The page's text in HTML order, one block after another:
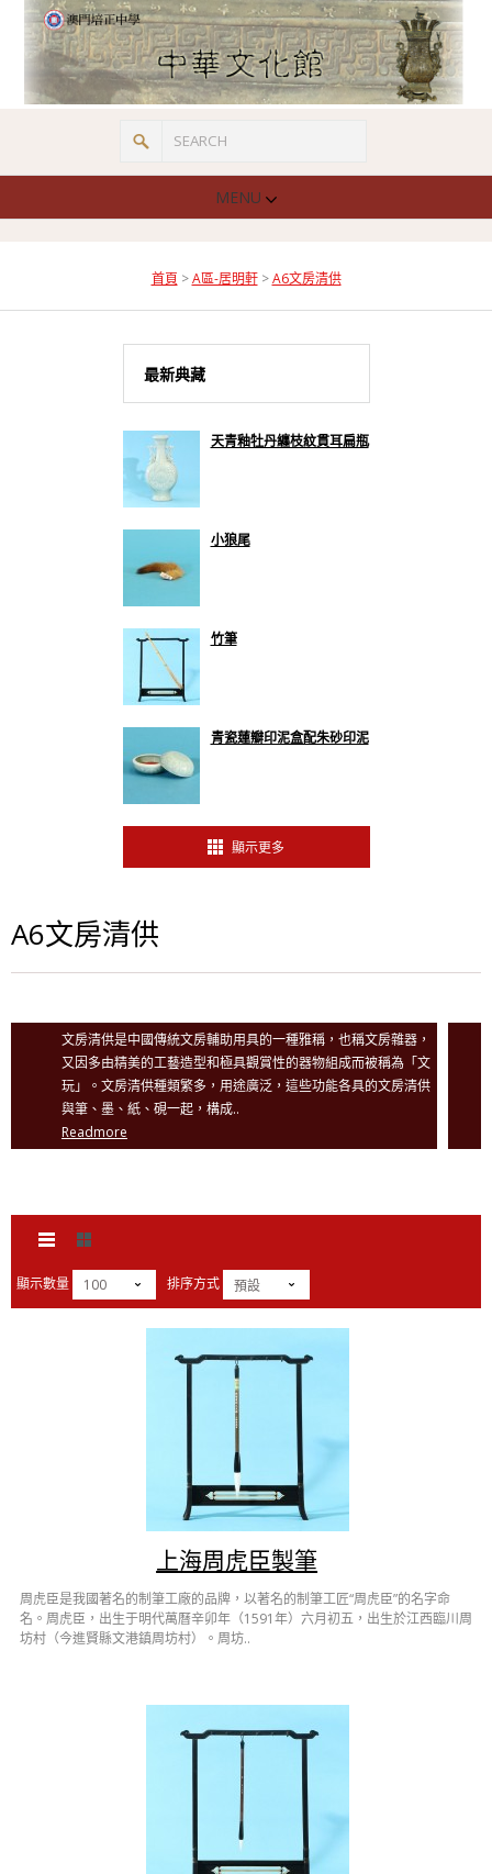
MENU
首頁 >A區-居明軒>A6文房清供
最新典藏
天青釉牡丹纏枝紋貫耳扁瓶
小狼尾
竹筆
青瓷蓮瓣印泥盒配朱砂印泥
顯示更多
A6文房清供
文房清供是中國傳統文房輔助用具的一種雅稱，也稱文房雜器，
又因多由精美的工藝造型和極具觀賞性的器物組成而被稱為「文
玩」。文房清供種類繁多，用途廣泛，這些功能各具的文房清供
與筆、墨、紙、硯一起，構成..
Readmore
顯示數量 100 排序方式 預設
上海周虎臣製筆
周虎臣是我國著名的制筆工廠的品牌，以著名的制筆工匠“周虎臣”的名字命
名。周虎臣，出生于明代萬曆辛卯年（1591年）六月初五，出生於江西臨川周
坊村（今進賢縣文港鎮周坊村）。周坊..